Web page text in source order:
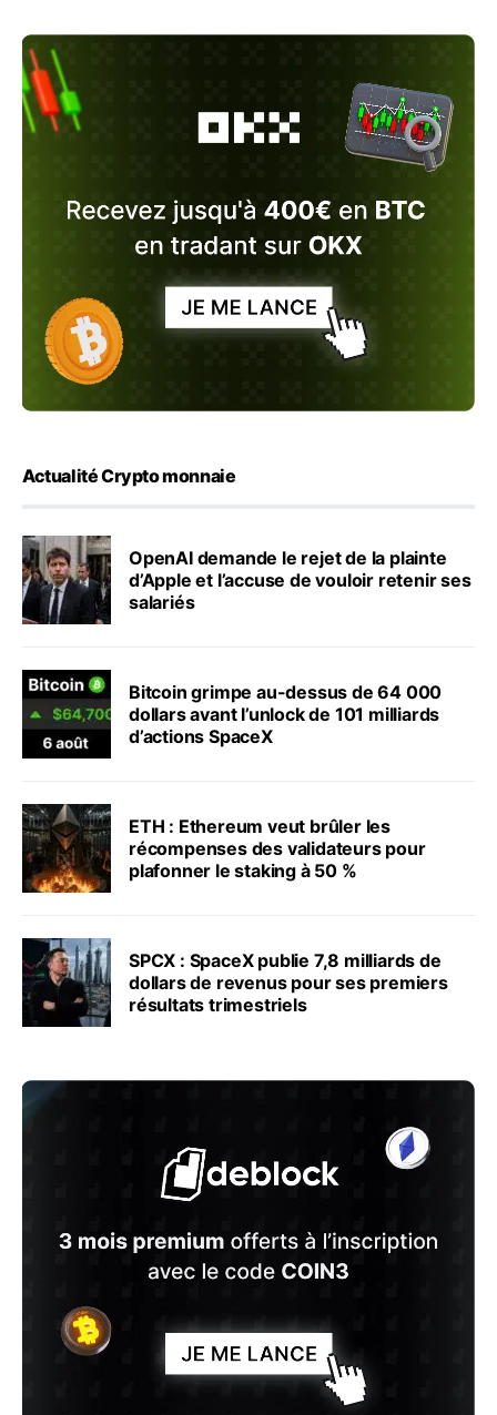
Actualité Crypto monnaie
OpenAI demande le rejet de la plainte
d’Apple et l’accuse de vouloir retenir ses
salariés
Bitcoin grimpe au-dessus de 64 000
dollars avant l’unlock de 101 milliards
d’actions SpaceX
ETH : Ethereum veut brûler les
récompenses des validateurs pour
plafonner le staking à 50 %
SPCX : SpaceX publie 7,8 milliards de
dollars de revenus pour ses premiers
résultats trimestriels